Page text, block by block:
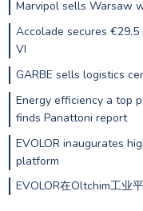
Marvipol sells Warsaw
Accolade secures €29.5
VI
GARBE sells logistics
Energy efficiency a top
finds Panattoni report
EVOLOR inaugurates
platform
EVOLOR在Oltchim工业